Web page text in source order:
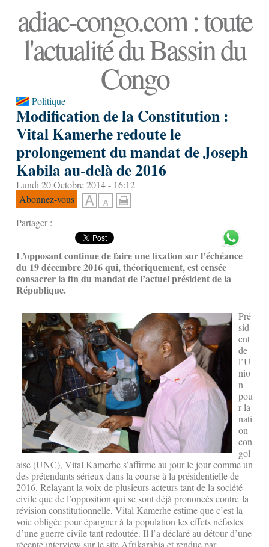
adiac-congo.com : toute
l'actualité du Bassin du
Congo
Politique
Modification de la Constitution :
Vital Kamerhe redoute le
prolongement du mandat de Joseph
Kabila au-delà de 2016
Lundi 20 Octobre 2014 - 16:12
Abonnez-vous
Partager :
L’opposant continue de faire une fixation sur l’échéance
du 19 décembre 2016 qui, théoriquement, est censée
consacrer la fin du mandat de l’actuel président de la
République.
Pré
sid
ent
de
l’U
nio
n
pou
r la
nati
on
con
gol
aise (UNC), Vital Kamerhe s’affirme au jour le jour comme un
des prétendants sérieux dans la course à la présidentielle de
2016. Relayant la voix de plusieurs acteurs tant de la société
civile que de l’opposition qui se sont déjà prononcés contre la
révision constitutionnelle, Vital Kamerhe estime que c’est la
voie obligée pour épargner à la population les effets néfastes
d’une guerre civile tant redoutée. Il l’a déclaré au détour d’une
récente interview sur le site Afrikarabia et rendue par